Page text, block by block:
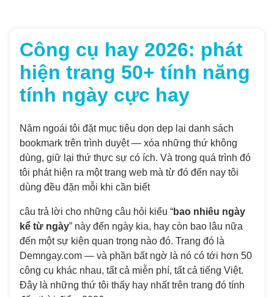
Công cụ hay 2026: phát
hiện trang 50+ tính năng
tính ngày cực hay
Năm ngoái tôi đặt mục tiêu dọn dẹp lại danh sách
bookmark trên trình duyệt — xóa những thứ không
dùng, giữ lại thứ thực sự có ích. Và trong quá trình đó
tôi phát hiện ra một trang web mà từ đó đến nay tôi
dùng đều đặn mỗi khi cần biết
câu trả lời cho những câu hỏi kiểu “bao nhiêu ngày
kể từ ngày” này đến ngày kia, hay còn bao lâu nữa
đến một sự kiện quan trọng nào đó. Trang đó là
Demngay.com — và phần bất ngờ là nó có tới hơn 50
công cụ khác nhau, tất cả miễn phí, tất cả tiếng Việt.
Đây là những thứ tôi thấy hay nhất trên trang đó tính